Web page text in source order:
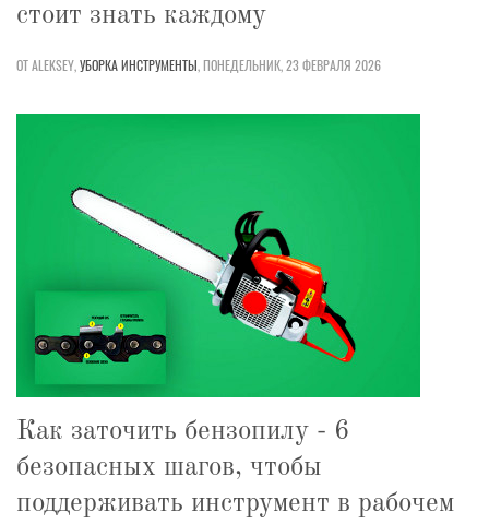
стоит знать каждому
ОТ ALEKSEY,УБОРКАИНСТРУМЕНТЫ,ПОНЕДЕЛЬНИК, 23 ФЕВРАЛЯ 2026
Как заточить бензопилу - 6
безопасных шагов, чтобы
поддерживать инструмент в рабочем